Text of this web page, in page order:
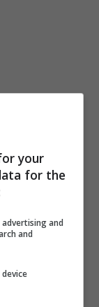
your
for the
and
and